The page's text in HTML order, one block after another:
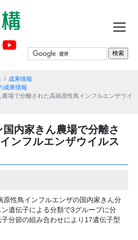
成果情報
成果情報
場で分離された高病原性鳥インフルエンザウイ
内家きん農場で分離さ
ンフルエンザウイルス
原性鳥インフルエンザの国内家きん分
遺伝子による分類で3グループに分
分節の組み合わせにより17遺伝子型